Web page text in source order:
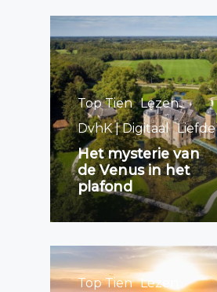
Top Tien Lezen
DvhK | Digitaal Liefde
Het mysterie van
de Venus in het
plafond
Top Tien Lezen